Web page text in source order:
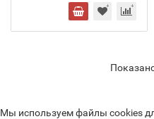
Мы используем файлы cookies